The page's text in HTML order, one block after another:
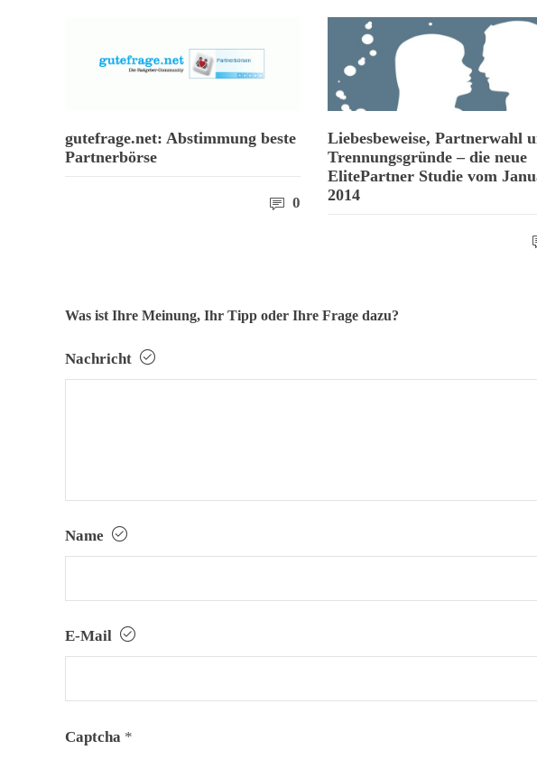
gutefrage.net: Abstimmung beste
Partnerbörse
0
Liebesbeweise, Partnerwahl
Trennungsgründe – die neue
ElitePartner Studie vom
2014
Was ist Ihre Meinung, Ihr Tipp oder Ihre Frage dazu?
Nachricht
Name
E-Mail
Captcha *